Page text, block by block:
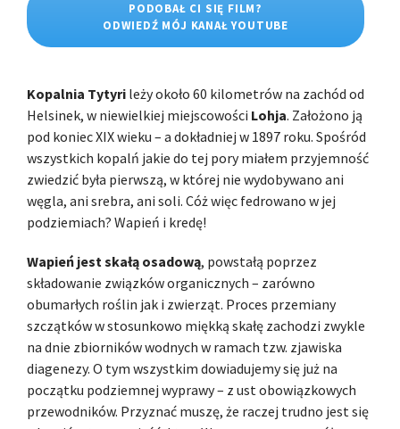
PODOBAŁ CI SIĘ FILM?
ODWIEDŹ MÓJ KANAŁ YOUTUBE
Kopalnia Tytyri leży około 60 kilometrów na zachód od
Helsinek, w niewielkiej miejscowości Lohja. Założono ją
pod koniec XIX wieku – a dokładniej w 1897 roku. Spośród
wszystkich kopalń jakie do tej pory miałem przyjemność
zwiedzić była pierwszą, w której nie wydobywano ani
węgla, ani srebra, ani soli. Cóż więc fedrowano w jej
podziemiach? Wapień i kredę!
Wapień jest skałą osadową, powstałą poprzez
składowanie związków organicznych – zarówno
obumarłych roślin jak i zwierząt. Proces przemiany
szczątków w stosunkowo miękką skałę zachodzi zwykle
na dnie zbiorników wodnych w ramach tzw. zjawiska
diagenezy. O tym wszystkim dowiadujemy się już na
początku podziemnej wyprawy – z ust obowiązkowych
przewodników. Przyznać muszę, że raczej trudno jest się